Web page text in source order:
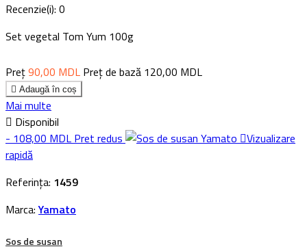
Recenzie(i): 0
Set vegetal Tom Yum 100g
Preț90,00 MDL Preț de bază 120,00 MDL
 Adaugă în coș
Mai multe
 Disponibil
- 108,00 MDL Pret redus Vizualizare
rapidă
Referința: 1459
Marca:Yamato
Sos de susan